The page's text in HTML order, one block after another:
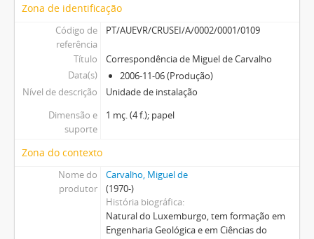
Zona de identificação
Código de
referência
PT/AUEVR/CRUSEI/A/0002/0001/0109
Título
Correspondência de Miguel de Carvalho
Data(s)
2006-11-06 (Produção)
Nível de descrição
Unidade de instalação
Dimensão e
suporte
1 mç. (4 f.); papel
Zona do contexto
Nome do
produtor
Carvalho, Miguel de
(1970-)
História biográfica
Natural do Luxemburgo, tem formação em
Engenharia Geológica e em Ciências do